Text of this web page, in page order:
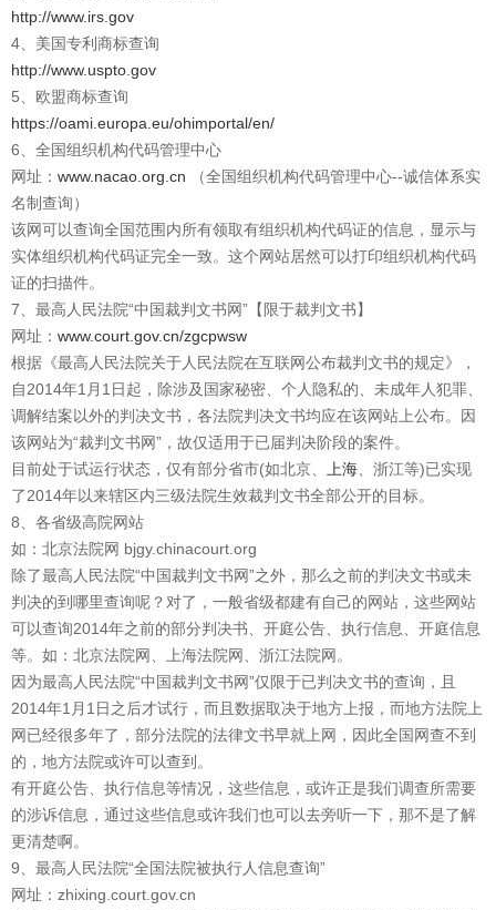
http://www.irs.gov
4、美国专利商标查询
http://www.uspto.gov
5、欧盟商标查询
https://oami.europa.eu/ohimportal/en/
6、全国组织机构代码管理中心
网址： www.nacao.org.cn （全国组织机构代码管理中心--诚信体系实
名制查询）
该网可以查询全国范围内所有领取有组织机构代码证的信息，显示与
实体组织机构代码证完全一致。这个网站居然可以打印组织机构代码
证的扫描件。
7、最高人民法院“中国裁判文书网”【限于裁判文书】
网址： www.court.gov.cn/zgcpwsw
根据《最高人民法院关于人民法院在互联网公布裁判文书的规定》，
自2014年1月1日起，除涉及国家秘密、个人隐私的、未成年人犯罪、
调解结案以外的判决文书，各法院判决文书均应在该网站上公布。因
该网站为“裁判文书网”，故仅适用于已届判决阶段的案件。
目前处于试运行状态，仅有部分省市(如北京、
上海 、浙江等)已实现
了2014年以来辖区内三级法院生效裁判文书全部公开的目标。
8、各省级高院网站
如：北京法院网 bjgy.chinacourt.org
除了最高人民法院“中国裁判文书网”之外，那么之前的判决文书或未
判决的到哪里查询呢？对了，一般省级都建有自己的网站，这些网站
可以查询2014年之前的部分判决书、开庭公告、执行信息、开庭信息
等。如：北京法院网、上海法院网、浙江法院网。
因为最高人民法院“中国裁判文书网”仅限于已判决文书的查询，且
2014年1月1日之后才试行，而且数据取决于地方上报，而地方法院上
网已经很多年了，部分法院的法律文书早就上网，因此全国网查不到
的，地方法院或许可以查到。
有开庭公告、执行信息等情况，这些信息，或许正是我们调查所需要
的涉诉信息，通过这些信息或许我们也可以去旁听一下，那不是了解
更清楚啊。
9、最高人民法院“全国法院被执行人信息查询”
网址：zhixing.court.gov.cn